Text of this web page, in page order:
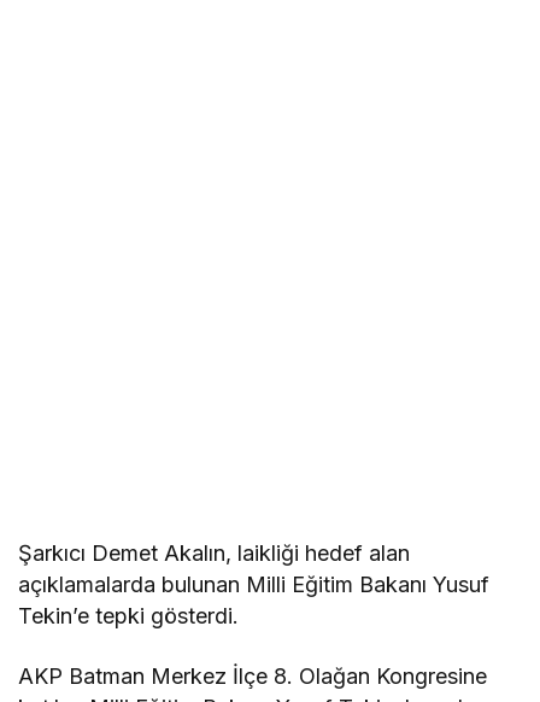
Şarkıcı Demet Akalın, laikliği hedef alan
açıklamalarda bulunan Milli Eğitim Bakanı Yusuf
Tekin’e tepki gösterdi.
AKP Batman Merkez İlçe 8. Olağan Kongresine